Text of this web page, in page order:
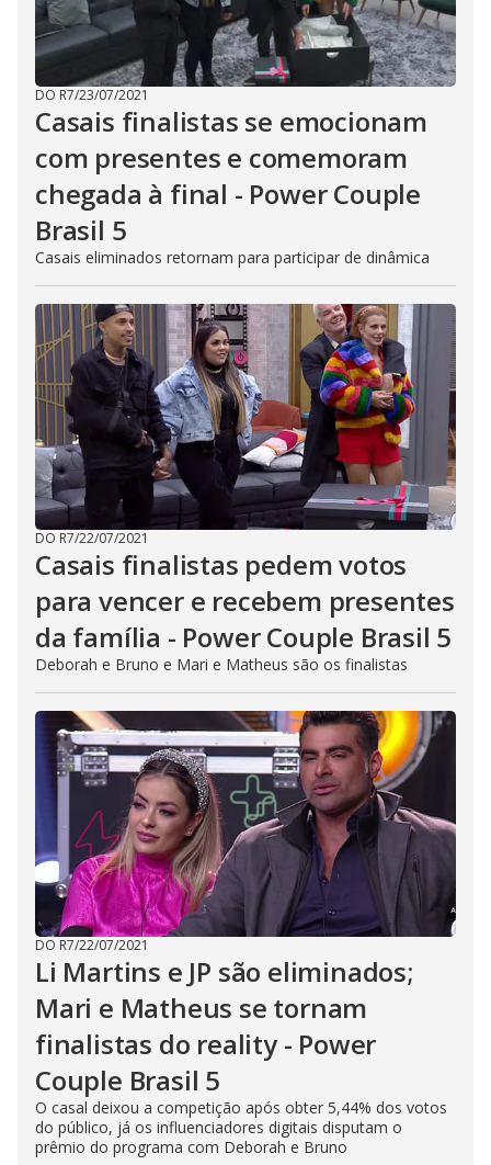
DO R7/23/07/2021
Casais finalistas se emocionam
com presentes e comemoram
chegada à final - Power Couple
Brasil 5
Casais eliminados retornam para participar de dinâmica
DO R7/22/07/2021
Casais finalistas pedem votos
para vencer e recebem presentes
da família - Power Couple Brasil 5
Deborah e Bruno e Mari e Matheus são os finalistas
DO R7/22/07/2021
Li Martins e JP são eliminados;
Mari e Matheus se tornam
finalistas do reality - Power
Couple Brasil 5
O casal deixou a competição após obter 5,44% dos votos
do público, já os influenciadores digitais disputam o
prêmio do programa com Deborah e Bruno